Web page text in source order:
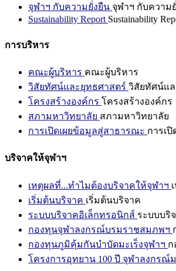
จุฬาฯ กับความยั่งยืน จุฬาฯ กับความ
Sustainability Report Sustainability
การบริหาร
คณะผู้บริหาร คณะผู้บริหาร
วิสัยทัศน์และยุทธศาสตร์ วิสัยทัศน์แ
โครงสร้างองค์กร โครงสร้างองค์กร
สภามหาวิทยาลัย สภามหาวิทยาลัย
การเปิดเผยข้อมูลสู่สาธารณะ การเ
บริจาคให้จุฬาฯ
เหตุผลที่...ทำไมต้องบริจาคให้จุฬาฯ
เริ่มต้นบริจาค เริ่มต้นบริจาค
ระบบบริจาคอิเล็กทรอนิกส์ ระบบบริ
กองทุนจุฬาลงกรณ์บรมราชสมภพฯ
กองทุนภูมิคุ้มกันบำบัดมะเร็งจุฬาฯ ก
โครงการอุทยาน 100 ปี จุฬาลงกรณ์